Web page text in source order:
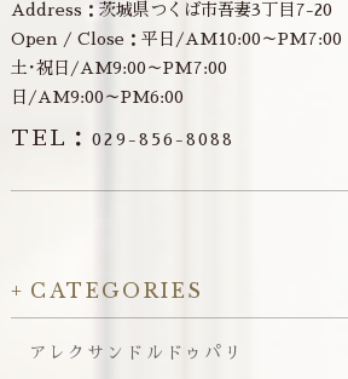
Address：茨城県つくば市吾妻3丁目7-20
Open / Close：平日/AM10:00～PM7:00
土･祝日/AM9:00～PM7:00
日/AM9:00～PM6:00
TEL：029-856-8088
CATEGORIES
アレクサンドルドゥパリ